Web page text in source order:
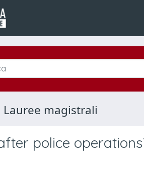
Lauree magistrali
police